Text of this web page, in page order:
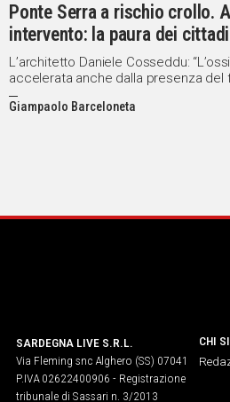
Social
Ponte Serra a rischio crollo.
intervento: la paura dei
L’architetto Daniele Cosseddu:
accelerata anche dalla presenza del
determina la corrosione delle
Giampaolo Barceloneta
SARDEGNA LIVE S.R.L.
Via Fleming snc Alghero (SS) 07041
P.IVA 02622400906 - Registrazione
tribunale di Sassari n. 3/2013
CHI